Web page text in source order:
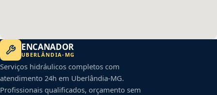
ENCANADOR
UBERLÂNDIA- MG
Serviços hidráulicos completos com
atendimento 24h em Uberlândia-MG.
Profissionais qualificados, orçamento sem